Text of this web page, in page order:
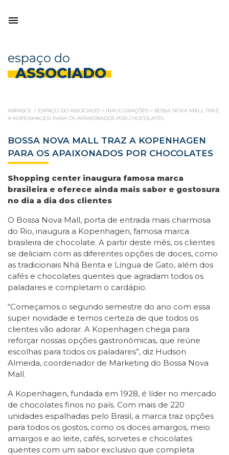
espaço do
ASSOCIADO
ABRASCE > ESPAÇO DO ASSOCIADO > INAUGURAÇÕES > BOSSA NOVA MALL TRAZ
A KOPENHAGEN PARA OS APAIXONADOS POR CHOCOLATES
BOSSA NOVA MALL TRAZ A KOPENHAGEN
PARA OS APAIXONADOS POR CHOCOLATES
Shopping center inaugura famosa marca
brasileira e oferece ainda mais sabor e gostosura
no dia a dia dos clientes
O Bossa Nova Mall, porta de entrada mais charmosa
do Rio, inaugura a Kopenhagen, famosa marca
brasileira de chocolate. A partir deste mês, os clientes
se deliciam com as diferentes opções de doces, como
as tradicionais Nhá Benta e Língua de Gato, além dos
cafés e chocolates quentes que agradam todos os
paladares e completam o cardápio.
“Começamos o segundo semestre do ano com essa
super novidade e temos certeza de que todos os
clientes vão adorar. A Kopenhagen chega para
reforçar nossas opções gastronômicas, que reúne
escolhas para todos os paladares”, diz Hudson
Almeida, coordenador de Marketing do Bossa Nova
Mall.
A Kopenhagen, fundada em 1928, é líder no mercado
de chocolates finos no país. Com mais de 220
unidades espalhadas pelo Brasil, a marca traz opções
para todos os gostos, como os doces amargos, meio
amargos e ao leite, cafés, sorvetes e chocolates
quentes com um sabor exclusivo que completa